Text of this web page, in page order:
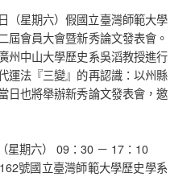
（星期六）假國立臺灣師範大學
屆會員大會暨新秀論文發表會。
州中山大學歷史系吳滔教授進行
運法『三變』的再認識：以州縣
日也將舉辦新秀論文發表會，邀
星期六） 09：30 － 17：10
號國立臺灣師範大學歷史學系